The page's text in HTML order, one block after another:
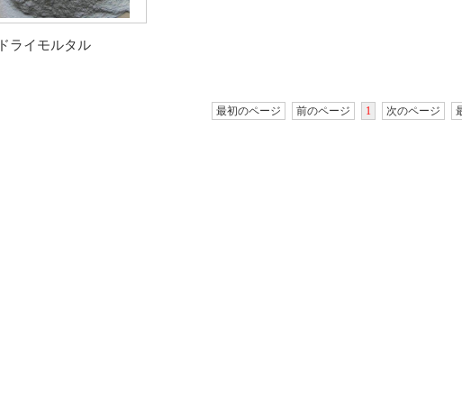
ドライモルタル
最初のページ 前のページ 1 次のページ